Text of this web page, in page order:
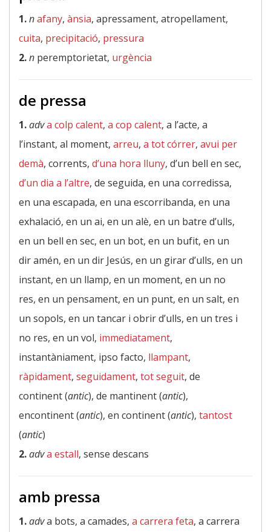
1.nafany, ànsia, apressament, atropellament,
cuita, precipitació, pressura
2.n peremptorietat, urgència
de pressa
1.adva colp calent, a cop calent, a l’acte, a
l’instant, al moment, arreu, a tot córrer, avui per
demà, corrents, d’una hora lluny, d’un bell en sec,
d’un dia a l’altre, de seguida, en una corredissa,
en una escapada, en una escorribanda, en una
exhalació, en un ai, en un alè, en un batre d’ulls,
en un bell en sec, en un bot, en un bufit, en un
dir amén, en un dir Jesús, en un girar d’ulls, en un
instant, en un llamp, en un moment, en un no
res, en un pensament, en un punt, en un salt, en
un sopols, en un tancar i obrir d’ulls, en un tres i
no res, en un vol, immediatament,
instantàniament, ipso facto, llampant,
ràpidament, seguidament, tot seguit, de
continent (antic), de mantinent (antic),
encontinent (antic), en continent (antic), tantost
(antic)
2.adva estall, sense descans
amb pressa
1.adva bots, a camades, a carrera feta, a carrera